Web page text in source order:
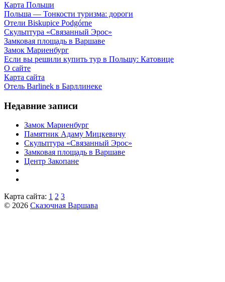
Карта Польши
Польша — Тонкости туризма: дороги
Отели Biskupice Podgórne
Скульптура «Связанный Эрос»
Замковая площадь в Варшаве
Замок Мариенбург
Если вы решили купить тур в Польшу: Катовице
О сайте
Карта сайта
Отель Barlinek в Барллинеке
Недавние записи
Замок Мариенбург
Памятник Адаму Мицкевичу
Скульптура «Связанный Эрос»
Замковая площадь в Варшаве
Центр Закопане
Карта сайта: 1 2 3
© 2026 Сказочная Варшава